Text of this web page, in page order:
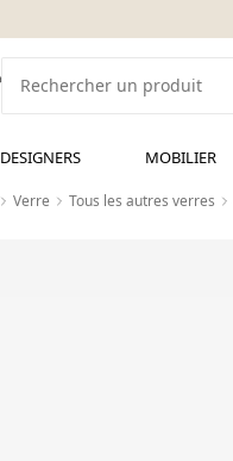
DESIGNERS MOBILIER
Verre Tous les autres verres